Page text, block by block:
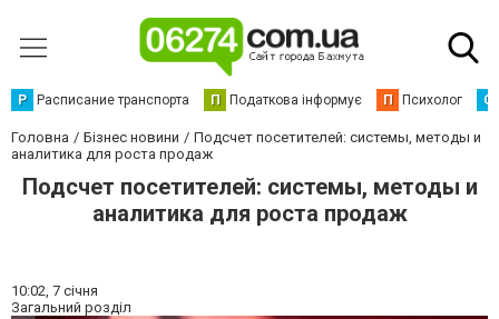
Р Расписание транспорта П Податкова інформує П Психолог С
Головна Бізнес новини
Подсчет посетителей: системы, методы и
аналитика для роста продаж
Подсчет посетителей: системы, методы и
аналитика для роста продаж
10:02, 7 січня
Загальний розділ